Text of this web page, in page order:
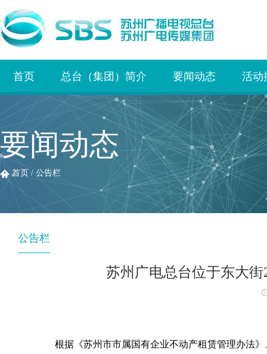
首页 总台（集团）简介 要闻动态 活动
要闻动态
首页 / 公告栏
公告栏
苏州广电总台位于东大
根据《苏州市市属国有企业不动产租赁管理办法